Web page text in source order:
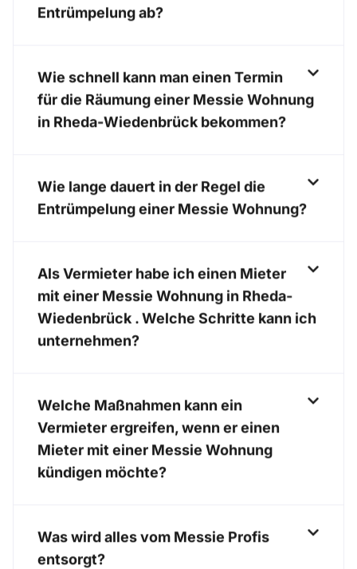
Entrümpelung ab?
Wie schnell kann man einen Termin
für die Räumung einer Messie Wohnung
in Rheda-Wiedenbrück bekommen?
Wie lange dauert in der Regel die
Entrümpelung einer Messie Wohnung?
Als Vermieter habe ich einen Mieter
mit einer Messie Wohnung in Rheda-
Wiedenbrück . Welche Schritte kann ich
unternehmen?
Welche Maßnahmen kann ein
Vermieter ergreifen, wenn er einen
Mieter mit einer Messie Wohnung
kündigen möchte?
Was wird alles vom Messie Profis
entsorgt?